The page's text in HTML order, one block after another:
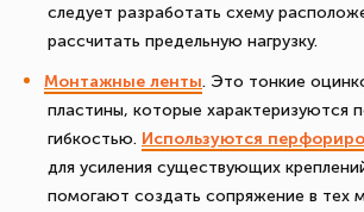
следует разработать схему
рассчитать предельную нагрузку.
Монтажные ленты. Это тонкие
пластины, которые характеризуются
гибкостью. Используются
для усиления существующих
помогают создать сопряжение в тех